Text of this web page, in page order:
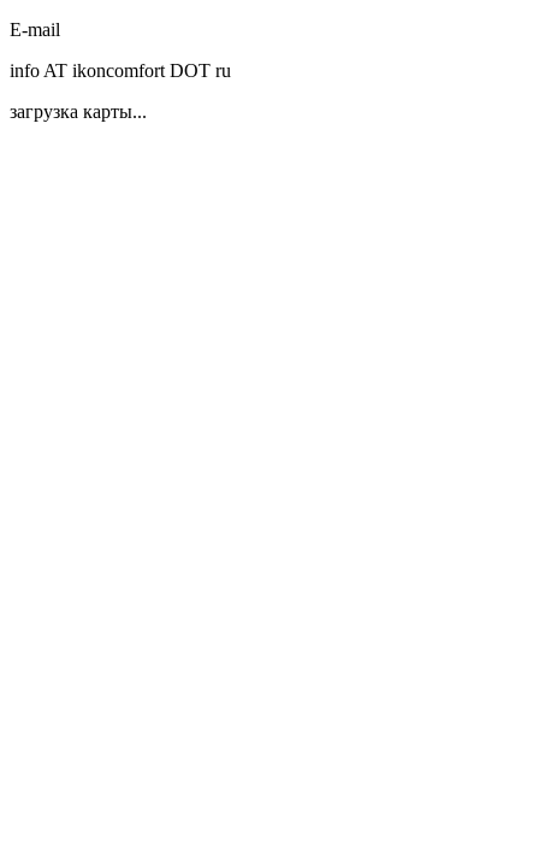
E-mail
info AT ikoncomfort DOT ru
загрузка карты...